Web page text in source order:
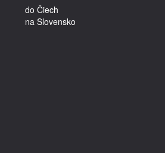
do Čiech
na Slovensko